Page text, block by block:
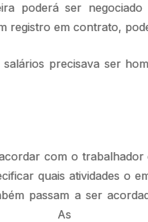
poderá ser
registro em contrato,
precisava ser
com o trabalhador
quais atividades o
passam a ser
As